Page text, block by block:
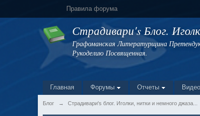
Правила форума
Страдивари's Блог.
Графоманская Литературщина
Рукоделию Посвященная.
Главная Форумы Отчеты Видео
Блог → Страдивари's блог. Иголки, нитки и немного джаза...